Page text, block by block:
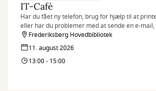
IT-Café
Har du fået ny telefon, brug for hjælp til at
eller har du problemer med at sende en e-
caféen.
Hver tirsdag og torsdag byder en fast gruppe
dig velkommen med en kop kaffe og hjælp til
Frederiksberg Hovedbibliotek
11. august 2026
13:00 - 15:00